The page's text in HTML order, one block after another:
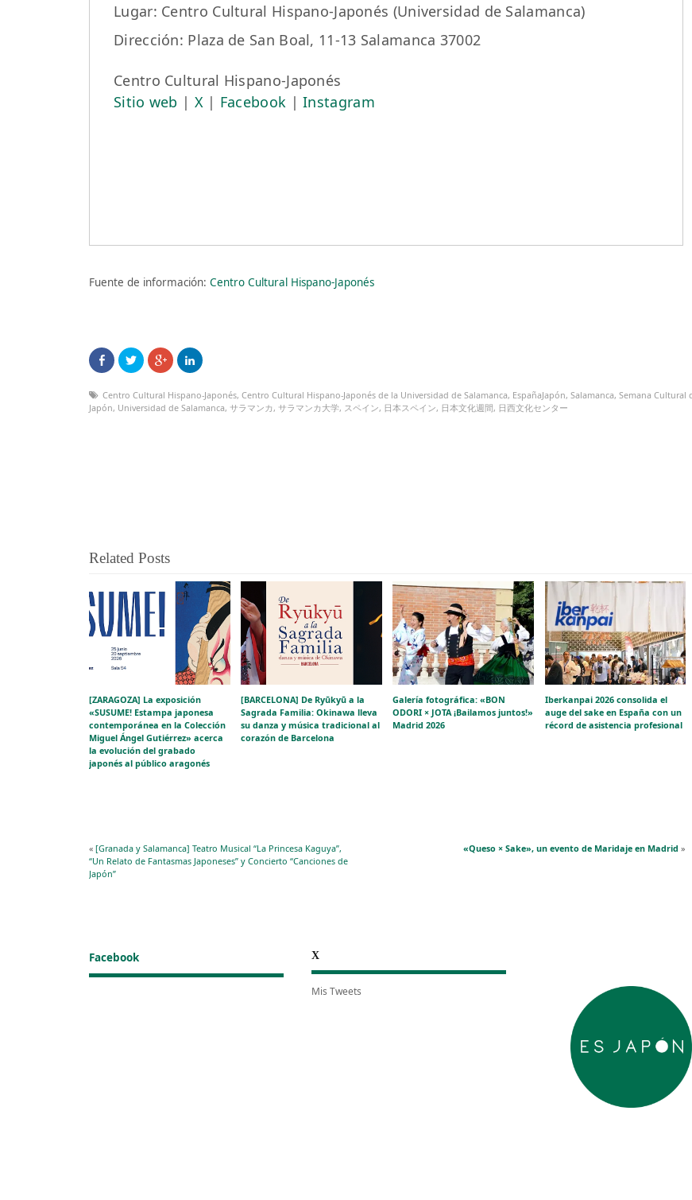
Lugar: Centro Cultural Hispano-Japonés (Universidad de Salamanca)
Dirección: Plaza de San Boal, 11-13 Salamanca 37002
Centro Cultural Hispano-Japonés
Sitio web | X| Facebook |Instagram
Fuente de información: Centro Cultural Hispano-Japonés
Centro Cultural Hispano-Japonés, Centro Cultural Hispano-Japonés de la Universidad de Salamanca, EspañaJapón, Salamanca, Semana Cultural
Japón, Universidad de Salamanca, サラマンカ, サラマンカ大学, スペイン, 日本スペイン, 日本文化週間, 日西文化センター
Related Posts
[ZARAGOZA] La exposición
«SUSUME! Estampa japonesa
contemporánea en la Colección
Miguel Ángel Gutiérrez» acerca
la evolución del grabado
japonés al público aragonés
[BARCELONA] De Ryūkyū a la
Sagrada Familia: Okinawa lleva
su danza y música tradicional al
corazón de Barcelona
Galería fotográfica: «BON
ODORI × JOTA ¡Bailamos juntos!»
Madrid 2026
Iberkanpai 2026 consolida el
auge del sake en España con un
récord de asistencia profesional
« [Granada y Salamanca] Teatro Musical “La Princesa Kaguya”,
“Un Relato de Fantasmas Japoneses” y Concierto “Canciones de
Japón”
«Queso × Sake», un evento de Maridaje en Madrid »
Facebook X
Mis Tweets